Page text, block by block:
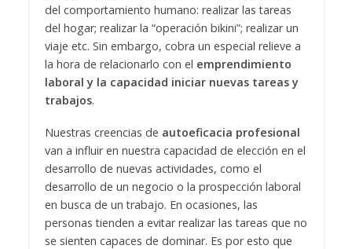
del comportamiento humano: realizar las tareas
del hogar; realizar la “operación bikini”; realizar un
viaje etc. Sin embargo, cobra un especial relieve a
la hora de relacionarlo con el emprendimiento
laboral y la capacidad iniciar nuevas tareas y
trabajos.
Nuestras creencias de autoeficacia profesional
van a influir en nuestra capacidad de elección en el
desarrollo de nuevas actividades, como el
desarrollo de un negocio o la prospección laboral
en busca de un trabajo. En ocasiones, las
personas tienden a evitar realizar las tareas que no
se sienten capaces de dominar. Es por esto que